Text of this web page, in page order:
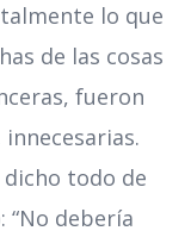
lo que
de las cosas
fueron
todo de
“No debería